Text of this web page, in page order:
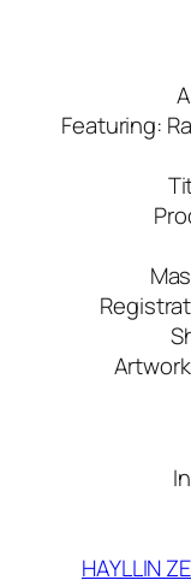
Featuring:
HAYLLIN